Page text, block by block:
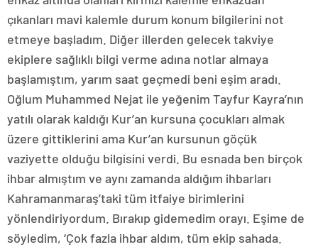
çıkanları mavi kalemle durum konum bilgilerini not
etmeye başladım. Diğer illerden gelecek takviye
ekiplere sağlıklı bilgi verme adına notlar almaya
başlamıştım, yarım saat geçmedi beni eşim aradı.
Oğlum Muhammed Nejat ile yeğenim Tayfur Kayra’nın
yatılı olarak kaldığı Kur’an kursuna çocukları almak
üzere gittiklerini ama Kur’an kursunun göçük
vaziyette olduğu bilgisini verdi. Bu esnada ben birçok
ihbar almıştım ve aynı zamanda aldığım ihbarları
Kahramanmaraş’taki tüm itfaiye birimlerini
yönlendiriyordum. Bırakıp gidemedim orayı. Eşime de
söyledim, ‘Çok fazla ihbar aldım, tüm ekip sahada.